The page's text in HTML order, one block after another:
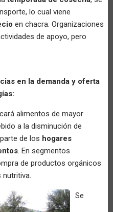
lo cual viene
en chacra. Organizaciones
de apoyo, pero
en la demanda y oferta
alimentos de mayor
a la disminución de
de los hogares
. En segmentos
de productos orgánicos
nutritiva.
Se